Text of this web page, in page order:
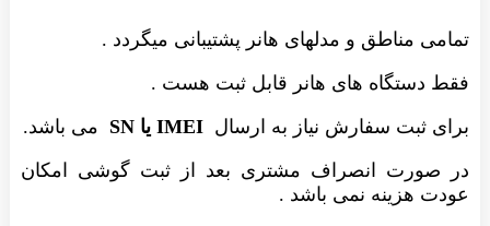
تمامی مناطق و مدلهای هانر پشتیبانی میگردد .
فقط دستگاه های هانر قابل ثبت هست .
برای ثبت سفارش نیاز به ارسال IMEI یا SN
می باشد.
در صورت انصراف مشتری بعد از ثبت گوشی امکان
عودت هزینه نمی باشد .